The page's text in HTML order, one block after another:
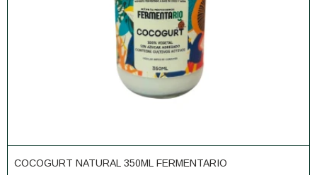
COCOGURT NATURAL 350ML FERMENTARIO